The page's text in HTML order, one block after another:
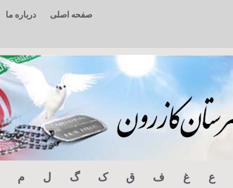
صفحه اصلی درباره ما
ع غ ف ق ک گ ل م